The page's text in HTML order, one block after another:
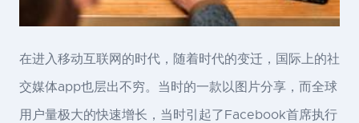
在进入移动互联网的时代，随着时代的变迁，国际上的社
交媒体app也层出不穷。当时的一款以图片分享，而全球
用户量极大的快速增长，当时引起了Facebook首席执行